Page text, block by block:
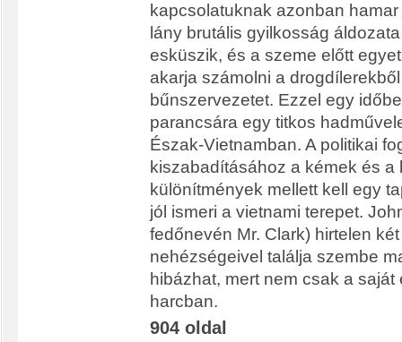
kapcsolatuknak azonban
lány brutális gyilkosság
esküszik, és a szeme előtt
akarja számolni a
bűnszervezetet. Ezzel egy
parancsára egy titkos
Észak-Vietnamban. A politikai
kiszabadításához a kémek és a
különítmények mellett kell egy
jól ismeri a vietnami terepet.
fedőnevén Mr. Clark) hirtelen
nehézségeivel találja szembe
hibázhat, mert nem csak a
harcban.
904 oldal